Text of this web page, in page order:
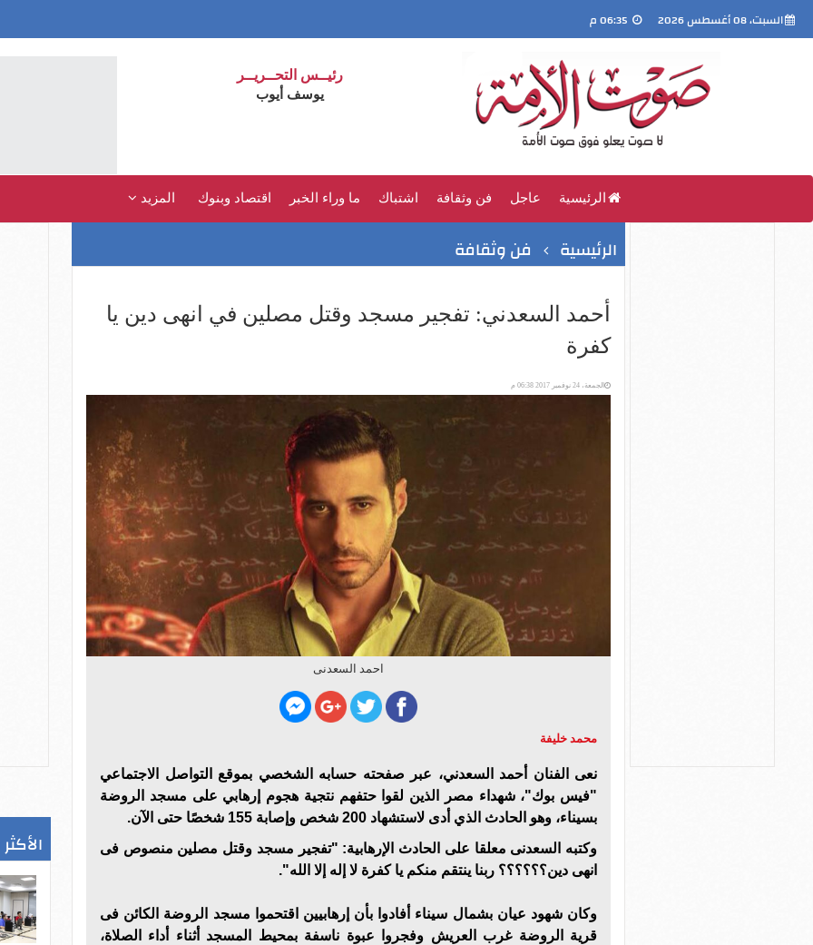
السبت، 08 أغسطس 2026
رئيــس التحــريــر
يوسف أيوب
الرئيسية عاجل فن وثقافة اشتباك ما وراء الخبر اقتصاد وبنوك المزيد
الرئيسية فن وثقافة
أحمد السعدني: تفجير مسجد وقتل مصلين في انهى دين يا
كفرة
الجمعة، 24 نوفمبر 2017 06:38 م
احمد السعدنى
محمد خليفة
نعى الفنان أحمد السعدني، عبر صفحته حسابه الشخصي بموقع التواصل الاجتماعي
"فيس بوك"، شهداء مصر الذين لقوا حتفهم نتجية هجوم إرهابي على مسجد الروضة
بسيناء، وهو الحادث الذي أدى لاستشهاد 200 شخص وإصابة 155 شخصًا حتى الآن.
وكتبه السعدنى معلقا على الحادث الإرهابية: "تفجير مسجد وقتل مصلين منصوص فى
انهى دين؟؟؟؟؟؟ ربنا ينتقم منكم يا كفرة لا إله إلا الله".
وكان شهود عيان بشمال سيناء أفادوا بأن إرهابيين اقتحموا مسجد الروضة الكائن فى
قرية الروضة غرب العريش وفجروا عبوة ناسفة بمحيط المسجد أثناء أداء الصلاة،